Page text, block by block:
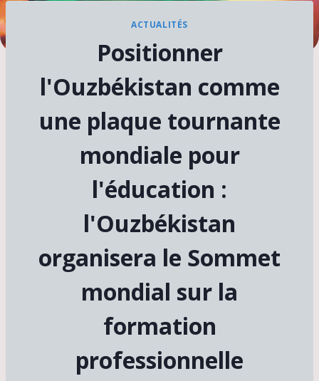
ACTUALITÉS
Positionner
l'Ouzbékistan comme
une plaque tournante
mondiale pour
l'éducation :
l'Ouzbékistan
organisera le Sommet
mondial sur la
formation
professionnelle